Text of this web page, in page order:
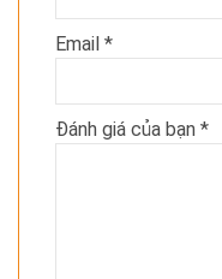
Email *
Đánh giá của bạn *